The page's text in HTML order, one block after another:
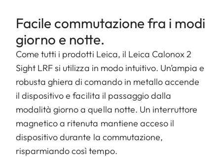
Facile commutazione fra i modi
giorno e notte.
Come tutti i prodotti Leica, il Leica Calonox 2
Sight LRF si utilizza in modo intuitivo. Un’ampia e
robusta ghiera di comando in metallo accende
il dispositivo e facilita il passaggio dalla
modalità giorno a quella notte. Un interruttore
magnetico a ritenuta mantiene acceso il
dispositivo durante la commutazione,
risparmiando così tempo.